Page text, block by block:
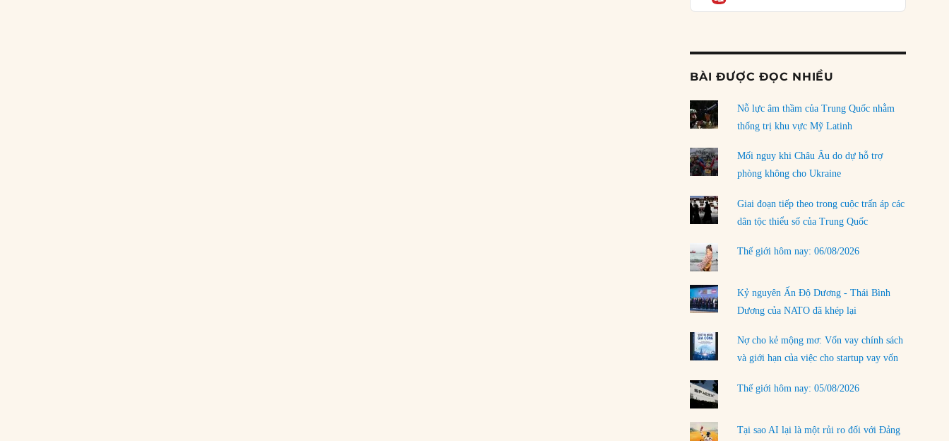
03/08/2026
Đặt cược vào thất bại: Các quỹ đầu tư mạo
rủi ro
02/08/2026
Làm thế nào để kết thúc Chiến tranh Iran?
01/08/2026
Chiến lược kế tiếp của Bắc Kinh ở Biển Đông
31/07/2026
Trật tự thế giới mới: Các nước nhỏ sẽ luôn
phải chịu đựng?
30/07/2026
LOAD MORE
BÀI ĐƯỢC ĐỌC NHIỀU
Nỗ lực âm thầm của Trung Quốc nhằm
thống trị khu vực Mỹ Latinh
Mối nguy khi Châu Âu do dự hỗ trợ
phòng không cho Ukraine
Giai đoạn tiếp theo trong cuộc trấn áp các
dân tộc thiểu số của Trung Quốc
Thế giới hôm nay: 06/08/2026
Kỷ nguyên Ấn Độ Dương - Thái Bình
Dương của NATO đã khép lại
Nợ cho kẻ mộng mơ: Vốn vay chính sách
và giới hạn của việc cho startup vay vốn
Thế giới hôm nay: 05/08/2026
Tại sao AI lại là một rủi ro đối với Đảng